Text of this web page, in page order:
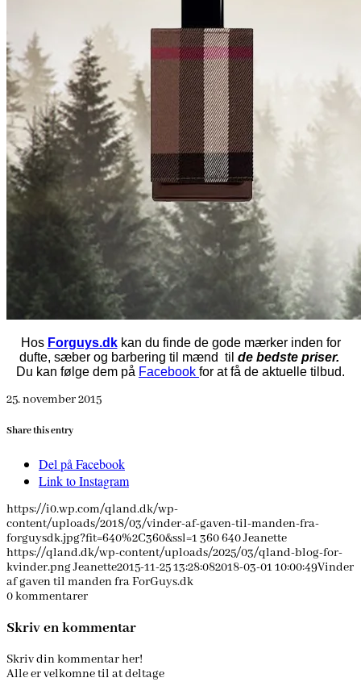
Hos Forguys.dkkan du finde de gode mærker inden for
dufte, sæber og barbering til mænd til de bedste priser.
Du kan følge dem på Facebook for at få de aktuelle tilbud.
25. november 2015
Share this entry
Del på Facebook
Link to Instagram
https://i0.wp.com/qland.dk/wp-
content/uploads/2018/03/vinder-af-gaven-til-manden-fra-
forguysdk.jpg?fit=640%2C360&ssl=1 360640Jeanette
https://qland.dk/wp-content/uploads/2025/03/qland-blog-for-
kvinder.pngJeanette2015-11-25 13:28:082018-03-01 10:00:49Vinder
af gaven til manden fra ForGuys.dk
0kommentarer
Skriv en kommentar
Skriv din kommentar her!
Alle er velkomne til at deltage